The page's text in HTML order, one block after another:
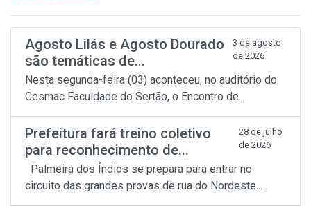
Agosto Lilás e Agosto Dourado
são temáticas de...
3 de agosto
de 2026
Nesta segunda-feira (03) aconteceu, no auditório do
Cesmac Faculdade do Sertão, o Encontro de...
Prefeitura fará treino coletivo
para reconhecimento de...
28 de julho
de 2026
Palmeira dos Índios se prepara para entrar no
circuito das grandes provas de rua do Nordeste...